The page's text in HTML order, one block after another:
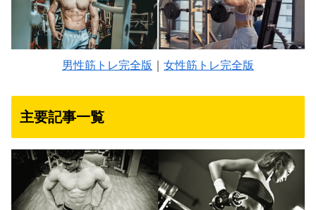
男性筋トレ完全版 女性筋トレ完全版
主要記事一覧